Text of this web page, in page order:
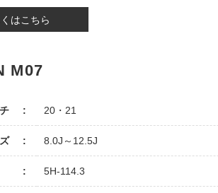
はこちら
M07
20・21
8.0J～12.5J
5H-114.3